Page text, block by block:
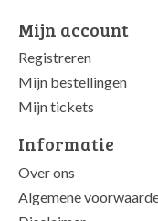
Mijn account
Registreren
Mijn bestellingen
Mijn tickets
Informatie
Over ons
Algemene